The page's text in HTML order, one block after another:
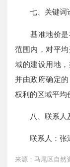
七、关键词
基准地价是
范围内，对平
域的建设用地
并由政府确定
权利的区域平均
八、联系人
联系人：张涛
来源：马尾区自然